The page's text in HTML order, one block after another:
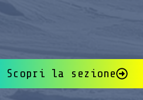
Scopri la sezione